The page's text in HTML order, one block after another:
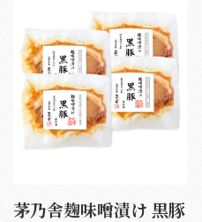
茅乃舎麹味噌漬け 黒豚